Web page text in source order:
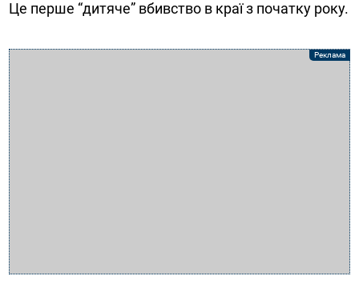
Це перше “дитяче” вбивство в краї з початку року.